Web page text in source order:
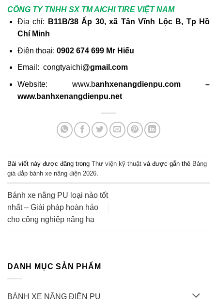
CÔNG TY TNHH SX TM AICHI TIRE VIỆT NAM
Địa chỉ:
B11B/38 Ấp 30, xã Tân Vĩnh Lộc B, Tp Hồ
Chí Minh
Điện thoại: 0902 674 699 Mr Hiếu
Email: congtyaichi@gmail.com
Website: www.banhxenangdienpu.com –
www.banhxenangdienpu.net
Bài viết này được đăng trong Thư viện kỹ thuật và được gắn thẻ Bảng
giá đắp bánh xe nâng điện 2026.
Bánh xe nâng PU loại nào tốt
nhất – Giải pháp hoàn hảo
cho công nghiệp nâng hạ
DANH MỤC SẢN PHẨM
BÁNH XE NÂNG ĐIỆN PU